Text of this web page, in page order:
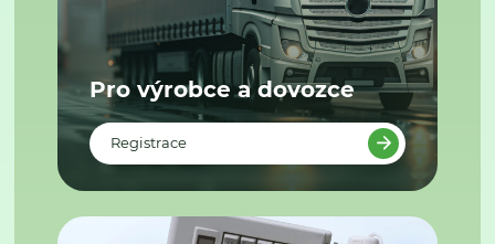
Pro výrobce a dovozce
Registrace